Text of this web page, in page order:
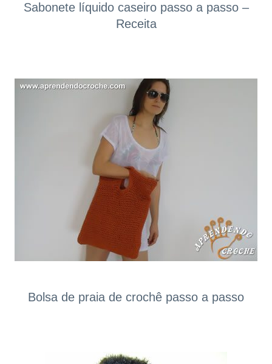
Sabonete líquido caseiro passo a passo –
Receita
Bolsa de praia de crochê passo a passo